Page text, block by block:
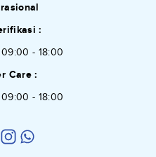
:
- 18:00
Care :
- 18:00